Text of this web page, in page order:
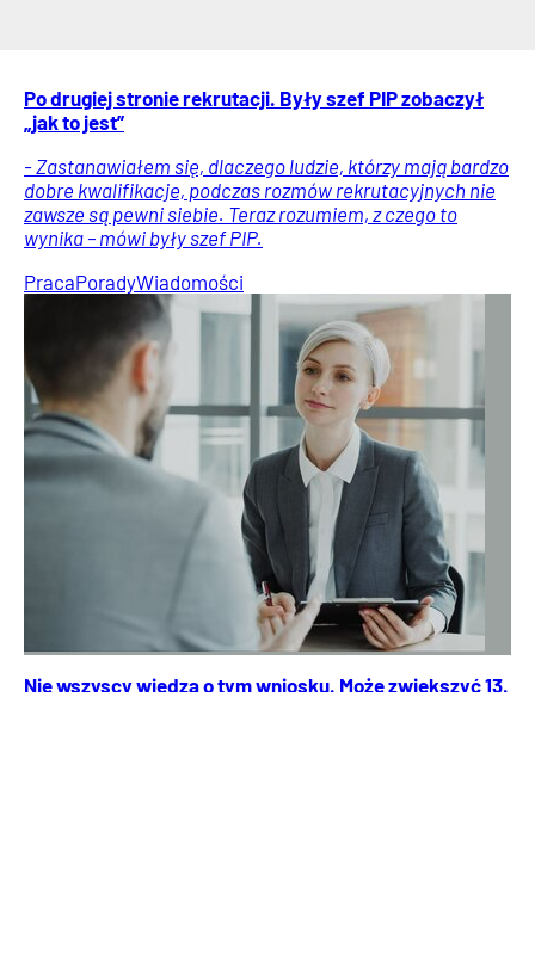
Po drugiej stronie rekrutacji. Były szef PIP zobaczył
„jak to jest”
- Zastanawiałem się, dlaczego ludzie, którzy mają bardzo
dobre kwalifikacje, podczas rozmów rekrutacyjnych nie
zawsze są pewni siebie. Teraz rozumiem, z czego to
wynika – mówi były szef PIP.
PracaPoradyWiadomości
Nie wszyscy wiedzą o tym wniosku. Może zwiększyć 13.